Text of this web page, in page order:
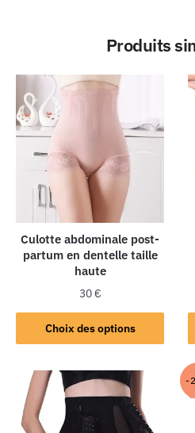
Produits
Culotte abdominale post-
partum en dentelle taille
haute
30€
Choix des options
-